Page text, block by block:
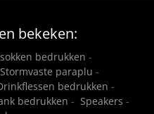
bekeken:
bedrukken -
Stormvaste paraplu -
bedrukken -
bedrukken - Speakers -